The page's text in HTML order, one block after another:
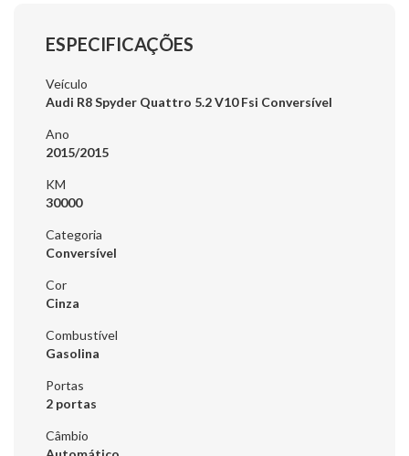
ESPECIFICAÇÕES
Veículo
Audi R8 Spyder Quattro 5.2 V10 Fsi Conversível
Ano
2015/2015
KM
30000
Categoria
Conversível
Cor
Cinza
Combustível
Gasolina
Portas
2 portas
Câmbio